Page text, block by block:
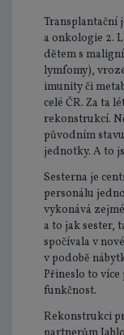
Transplantační
a onkologie 2.
dětem s
lymfomy),
imunity či
celé ČR. Za ta
rekonstrukcí.
původním
jednotky. A to
Sesterna je
personálu
vykonává
a to jak sester,
spočívala v
v podobě
Přineslo to
funkčnost.
Rekonstrukci